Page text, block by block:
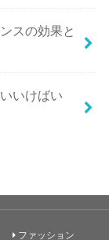
スの効果と
いけばい
ファッション